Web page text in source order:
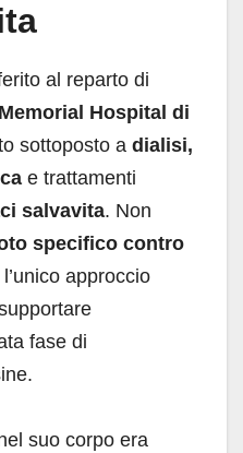
al reparto di
Hospital di
sottoposto a dialisi,
e trattamenti
salvavita. Non
specifico contro
l’unico approccio
fase di
suo corpo era